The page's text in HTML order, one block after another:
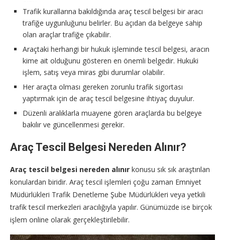
Trafik kurallarına bakıldığında araç tescil belgesi bir aracı
trafiğe uygunluğunu belirler. Bu açıdan da belgeye sahip
olan araçlar trafiğe çıkabilir.
Araçtaki herhangi bir hukuk işleminde tescil belgesi, aracın
kime ait olduğunu gösteren en önemli belgedir. Hukuki
işlem, satış veya miras gibi durumlar olabilir.
Her araçta olması gereken zorunlu trafik sigortası
yaptırmak için de araç tescil belgesine ihtiyaç duyulur.
Düzenli aralıklarla muayene gören araçlarda bu belgeye
bakılır ve güncellenmesi gerekir.
Araç Tescil Belgesi Nereden Alınır?
Araç tescil belgesi nereden alınır konusu sık sık araştırılan
konulardan biridir. Araç tescil işlemleri çoğu zaman Emniyet
Müdürlükleri Trafik Denetleme Şube Müdürlükleri veya yetkili
trafik tescil merkezleri aracılığıyla yapılır. Günümüzde ise birçok
işlem online olarak gerçekleştirilebilir.